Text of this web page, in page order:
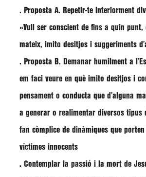
. Proposta A. Repetir-te interiorment
«Vull ser conscient de fins a quin punt,
mateix, imito desitjos i suggeriments
. Proposta B. Demanar humilment a
em faci veure en què imito desitjos i
pensament o conducta que d’alguna
a generar o realimentar diversos tipus
fan còmplice de dinàmiques que
víctimes innocents
. Contemplar la passió i la mort de